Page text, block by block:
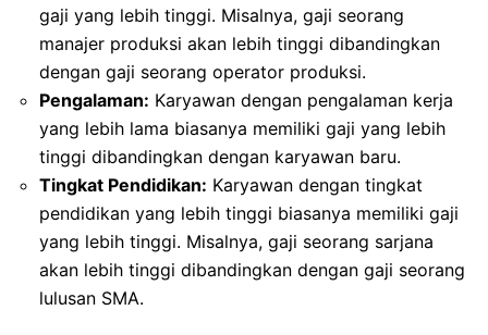
gaji yang lebih tinggi. Misalnya, gaji seorang
manajer produksi akan lebih tinggi dibandingkan
dengan gaji seorang operator produksi.
Pengalaman: Karyawan dengan pengalaman kerja
yang lebih lama biasanya memiliki gaji yang lebih
tinggi dibandingkan dengan karyawan baru.
Tingkat Pendidikan: Karyawan dengan tingkat
pendidikan yang lebih tinggi biasanya memiliki gaji
yang lebih tinggi. Misalnya, gaji seorang sarjana
akan lebih tinggi dibandingkan dengan gaji seorang
lulusan SMA.